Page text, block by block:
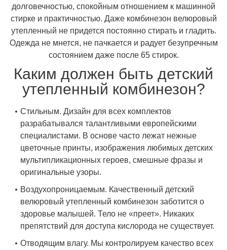
долговечностью, спокойным отношением к машинной
стирке и практичностью. Даже комбинезон велюровый
утепленный не придется постоянно стирать и гладить.
Одежда не мнется, не пачкается и радует безупречным
состоянием даже после 65 стирок.
Каким должен быть детский
утепленный комбинезон?
Стильным. Дизайн для всех комплектов
разрабатывался талантливыми европейскими
специалистами. В основе часто лежат нежные
цветочные принты, изображения любимых детских
мультипликационных героев, смешные фразы и
оригинальные узоры.
Воздухопроницаемым. Качественный детский
велюровый утепленный комбинезон заботится о
здоровье малышей. Тело не «преет». Никаких
препятствий для доступа кислорода не существует.
Отводящим влагу. Мы контролируем качество всех